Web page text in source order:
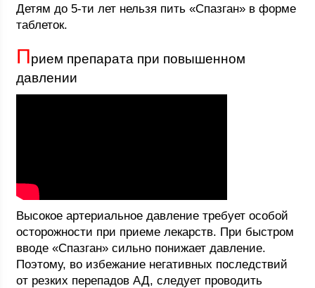
Детям до 5-ти лет нельзя пить «Спазган» в форме
таблеток.
Прием препарата при повышенном
давлении
Высокое артериальное давление требует особой
осторожности при приеме лекарств. При быстром
вводе «Спазган» сильно понижает давление.
Поэтому, во избежание негативных последствий
от резких перепадов АД, следует проводить